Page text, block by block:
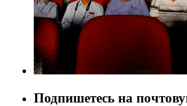
Подпишетесь на